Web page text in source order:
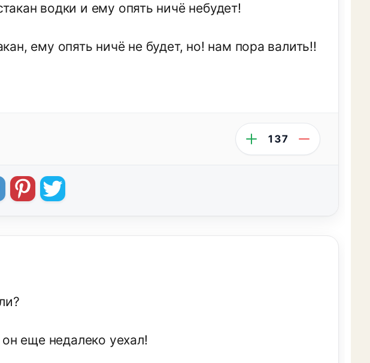
водки и ему опять ничё небудет!
ему опять ничё не будет, но! нам пора валить!!
137
еще недалеко уехал!